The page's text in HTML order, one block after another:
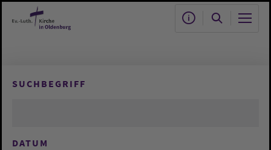
Zum Hauptinhalt springen
SUCHBEGRIFF
DATUM